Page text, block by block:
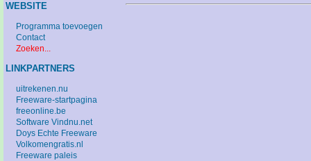
WEBSITE
Programma toevoegen
Contact
Zoeken...
LINKPARTNERS
uitrekenen.nu
Freeware-startpagina
freeonline.be
Software Vindnu.net
Doys Echte Freeware
Volkomengratis.nl
Freeware paleis